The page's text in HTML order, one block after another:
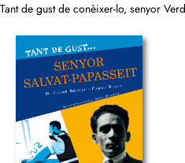
Tant de gust de conèixer-lo, senyor